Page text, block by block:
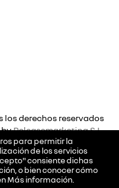
para permitir la
de los servicios
consiente dichas
o bien conocer cómo
Más información
derechos reservados
byReleasemarketing S.L.